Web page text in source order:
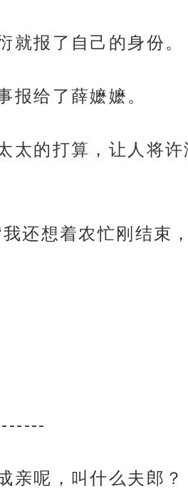
就报了自己的身份。
报给了薛嬷嬷。
太的打算，让人将
我还想着农忙刚结
亲呢，叫什么夫郎？